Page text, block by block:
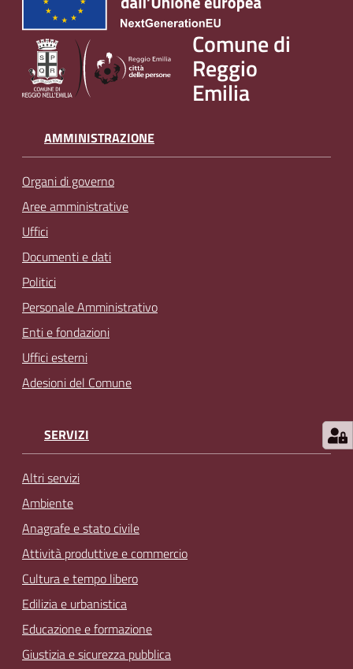
Seguici
su
Comune di
Reggio
Emilia
AMMINISTRAZIONE
Organi di governo
Aree amministrative
Uffici
Documenti e dati
Politici
Personale Amministrativo
Enti e fondazioni
Uffici esterni
Adesioni del Comune
SERVIZI
Altri servizi
Ambiente
Anagrafe e stato civile
Attività produttive e commercio
Cultura e tempo libero
Edilizia e urbanistica
Educazione e formazione
Giustizia e sicurezza pubblica